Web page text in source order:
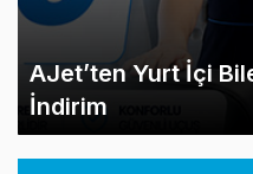
AJet’ten Yurt İçi
İndirim